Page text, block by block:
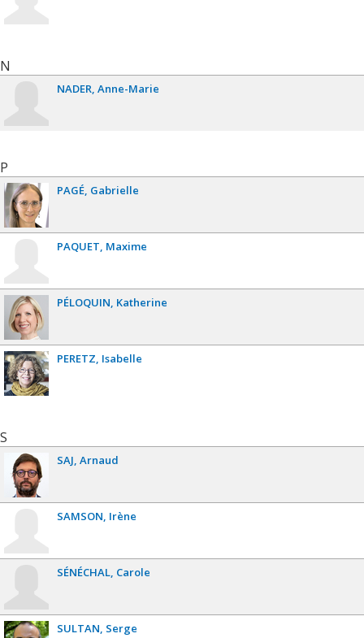
N
NADER Anne-Marie
P
PAGÉ Gabrielle
PAQUET Maxime
PÉLOQUIN Katherine
PERETZ Isabelle
S
SAJ Arnaud
SAMSON Irène
SÉNÉCHAL Carole
SULTAN Serge